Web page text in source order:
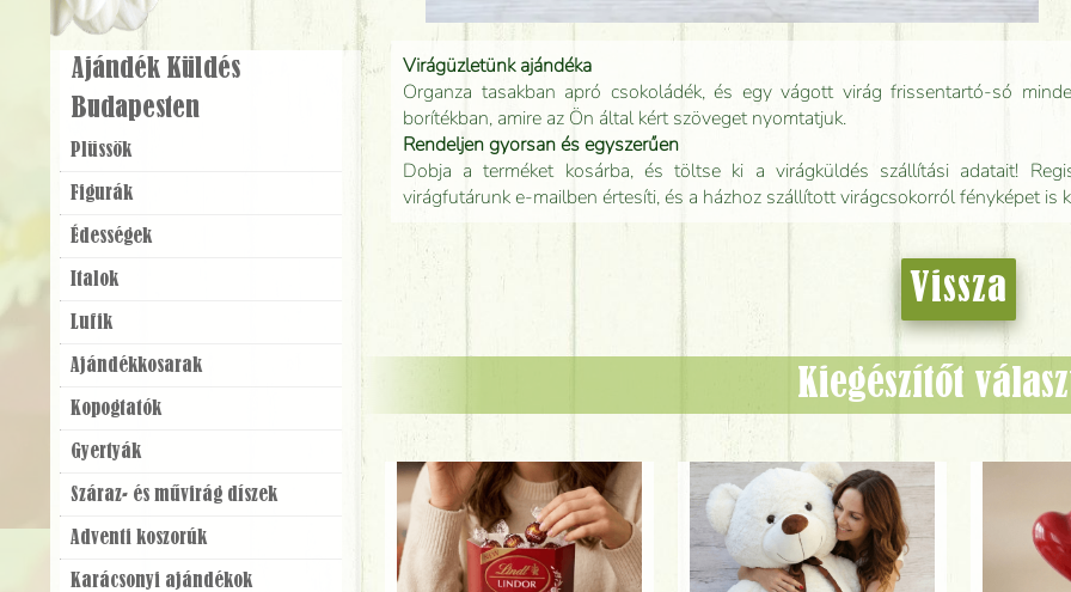
Virágüzletünk ajándéka
Organza tasakban apró csokoládék, és egy vágott virág frissentartó-só
borítékban, amire az Ön által kért szöveget nyomtatjuk.
Rendeljen gyorsan és egyszerűen
Dobja a terméket kosárba, és töltse ki a virágküldés szállítási adatait!
virágfutárunk e-mailben értesíti, és a házhoz szállított virágcsokorról fényképet is
Vissza
Kiegészítőt
Ajándék Küldés
Budapesten
Plüssök
Figurák
Édességek
Italok
Lufik
Ajándék­kosarak
Kopogtatók
Gyertyák
Száraz- és művirág díszek
Adventi koszorúk
Karácsonyi ajándékok